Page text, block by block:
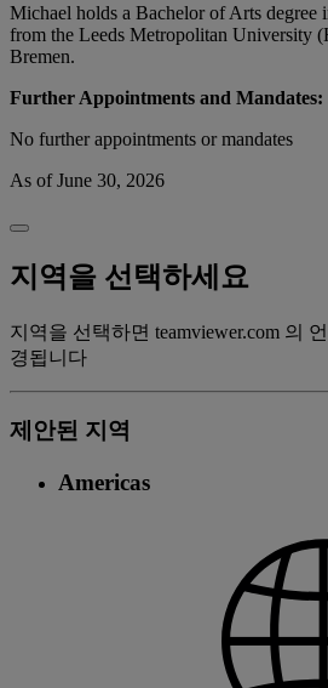
Michael holds a Bachelor of Arts degree
from the Leeds Metropolitan University
Bremen.
Further Appointments and Mandates:
No further appointments or mandates
As of June 30, 2026
지역을 선택하세요
지역을 선택하면 teamviewer.com 의
경됩니다
제안된 지역
Americas